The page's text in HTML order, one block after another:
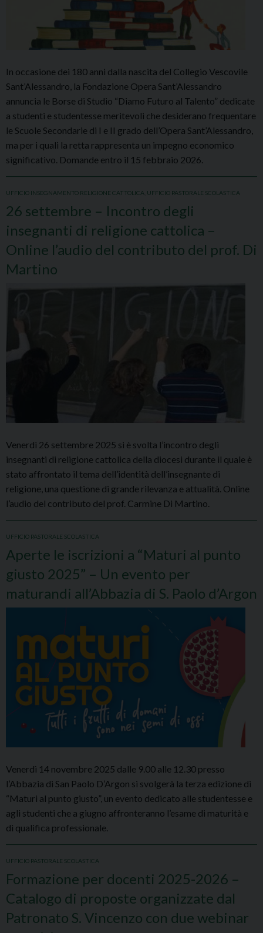
In occasione dei 180 anni dalla nascita del Collegio Vescovile
Sant’Alessandro, la Fondazione Opera Sant’Alessandro
annuncia le Borse di Studio “Diamo Futuro al Talento” dedicate
a studenti e studentesse meritevoli che desiderano frequentare
le Scuole Secondarie di I e II grado dell’Opera Sant’Alessandro,
ma per i quali la retta rappresenta un impegno economico
significativo. Domande entro il 15 febbraio 2026.
UFFICIO INSEGNAMENTO RELIGIONE CATTOLICA UFFICIO PASTORALE SCOLASTICA
26 settembre – Incontro degli
insegnanti di religione cattolica –
Online l’audio del contributo del prof. Di
Martino
Venerdì 26 settembre 2025 si è svolta l’incontro degli
insegnanti di religione cattolica della diocesi durante il quale è
stato affrontato il tema dell’identità dell’insegnante di
religione, una questione di grande rilevanza e attualità. Online
l’audio del contributo del prof. Carmine Di Martino.
UFFICIO PASTORALE SCOLASTICA
Aperte le iscrizioni a “Maturi al punto
giusto 2025” – Un evento per
maturandi all’Abbazia di S. Paolo d’Argon
Venerdì 14 novembre 2025 dalle 9.00 alle 12.30 presso
l’Abbazia di San Paolo D’Argon si svolgerà la terza edizione di
“Maturi al punto giusto”, un evento dedicato alle studentesse e
agli studenti che a giugno affronteranno l’esame di maturità e
di qualifica professionale.
UFFICIO PASTORALE SCOLASTICA
Formazione per docenti 2025-2026 –
Catalogo di proposte organizzate dal
Patronato S. Vincenzo con due webinar